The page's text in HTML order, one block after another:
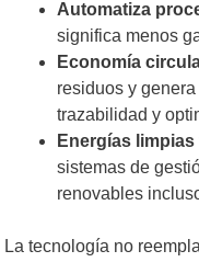
Automatiza
significa menos
Economía
residuos y
trazabilidad y
Energías
sistemas de
renovables
La tecnología no